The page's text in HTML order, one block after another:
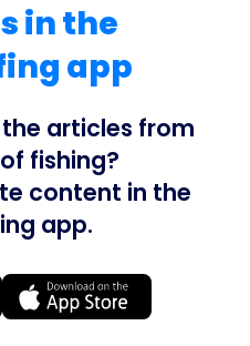
in the
app
articles from
fishing?
content in the
app.